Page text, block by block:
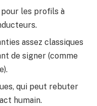
les profils à
assez classiques
de signer (comme
qui peut rebuter
humain.